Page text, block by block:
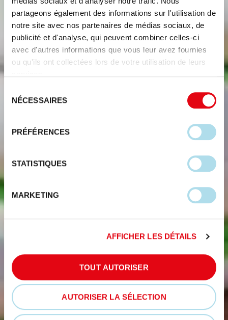
partageons également des informations sur l'utilisation de
notre site avec nos partenaires de médias sociaux, de
publicité et d'analyse, qui peuvent combiner celles-ci
avec d'autres informations que vous leur avez fournies
ou qu'ils ont collectées lors de votre utilisation de leurs
NÉCESSAIRES
PRÉFÉRENCES
STATISTIQUES
MARKETING
AFFICHER LES DÉTAILS
TOUT AUTORISER
AUTORISER LA SÉLECTION